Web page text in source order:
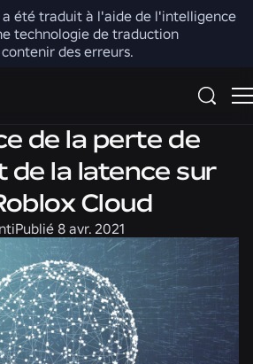
a été traduit à l'aide de l'intelligence
technologie de traduction
des erreurs.
de la perte de
de la latence sur
Cloud
Publié 8 avr. 2021